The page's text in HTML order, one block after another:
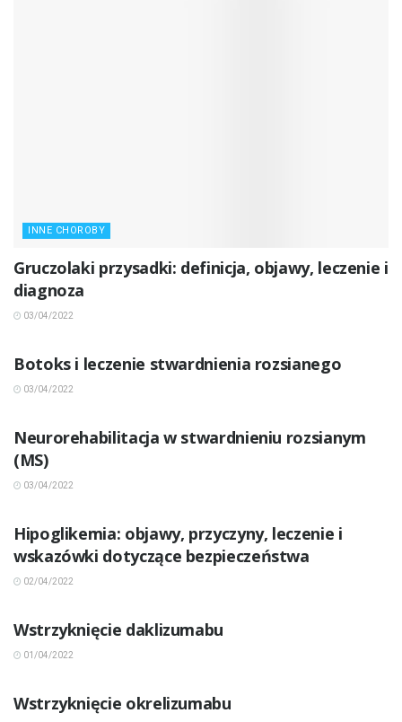
INNE CHOROBY
Gruczolaki przysadki: definicja, objawy, leczenie i
diagnoza
03/04/2022
Botoks i leczenie stwardnienia rozsianego
03/04/2022
Neurorehabilitacja w stwardnieniu rozsianym
(MS)
03/04/2022
Hipoglikemia: objawy, przyczyny, leczenie i
wskazówki dotyczące bezpieczeństwa
02/04/2022
Wstrzyknięcie daklizumabu
01/04/2022
Wstrzyknięcie okrelizumabu